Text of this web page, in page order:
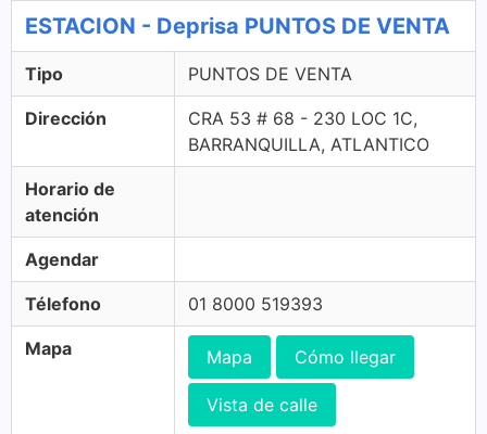
ESTACION - Deprisa PUNTOS DE VENTA
Tipo PUNTOS DE VENTA
Dirección
CRA 53 # 68 - 230 LOC 1C,
BARRANQUILLA, ATLANTICO
Horario de
atención
Agendar
Télefono 01 8000 519393
Mapa Mapa Cómo llegar
Vista de calle